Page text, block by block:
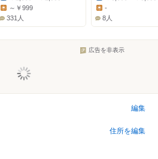
Dinner:
～￥999
331人
Dinner:
Lunch:
-
8人
広告を非表示
編集
住所を編集